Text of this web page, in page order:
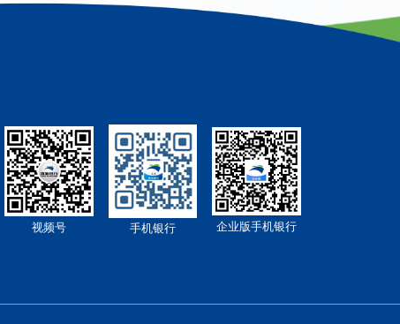
视频号 手机银行 企业版手机银行